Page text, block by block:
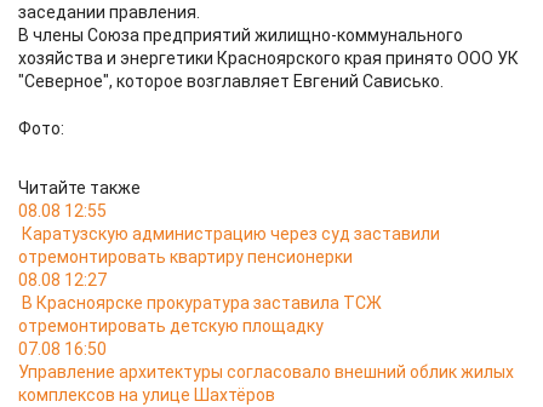
заседании правления.
В члены Союза предприятий жилищно-коммунального
хозяйства и энергетики Красноярского края принято ООО УК
"Северное", которое возглавляет Евгений Сависько.
Фото:
Читайте также
08.08 12:55
Каратузскую администрацию через суд заставили
отремонтировать квартиру пенсионерки
08.08 12:27
В Красноярске прокуратура заставила ТСЖ
отремонтировать детскую площадку
07.08 16:50
Управление архитектуры согласовало внешний облик жилых
комплексов на улице Шахтёров